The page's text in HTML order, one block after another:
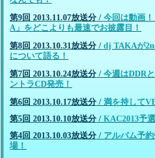
第9回 2013.11.07放送分 /今回は動画
A」をどこよりも最速でお披露目！
第8回 2013.10.31放送分 /dj TAKAが
について語る！
第7回 2013.10.24放送分 /今週はDDR
ントラCD発売！
第6回 2013.10.17放送分 /満を持して
第5回 2013.10.10放送分 /KAC2013予
第4回 2013.10.03放送分 / アルバム予
場！